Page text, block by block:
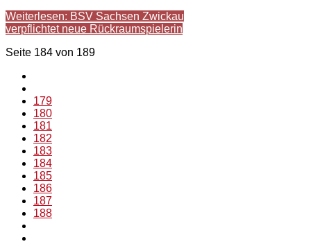
Weiterlesen: BSV Sachsen Zwickau
verpflichtet neue Rückraumspielerin
Seite 184 von 189
179
180
181
182
183
184
185
186
187
188